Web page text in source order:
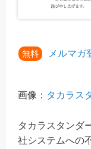
無料
メルマガ
画像： タカラス
タカラスタンダ
社システムへの